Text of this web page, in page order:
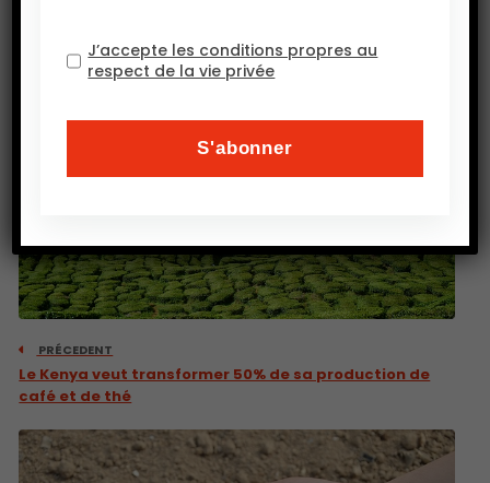
PRÉCEDENT
Le Kenya veut transformer 50% de sa production de
café et de thé
J’accepte les conditions propres au
respect de la vie privée